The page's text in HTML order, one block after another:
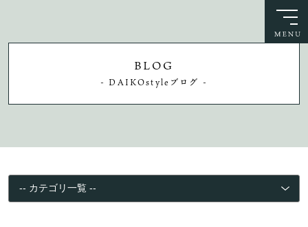
BLOG
- DAIKOstyleブログ -